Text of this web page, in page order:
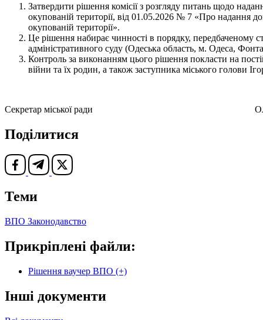
Затвердити рішення комісії з розгляду питань щодо
окупованій території, від 01.05.2026 № 7 «Про надання
окупованій території».
Це рішення набирає чинності в порядку, передбаченому
адміністративного суду (Одеська область, м. Одеса,
Контроль за виконанням цього рішення покласти на
війни та їх родин, а також заступника міського голови
Секретар міської ради
Поділитися
Теми
ВПО Законодавство
Прикріплені файли:
Рішення ваучер ВПО (+)
Інші документи